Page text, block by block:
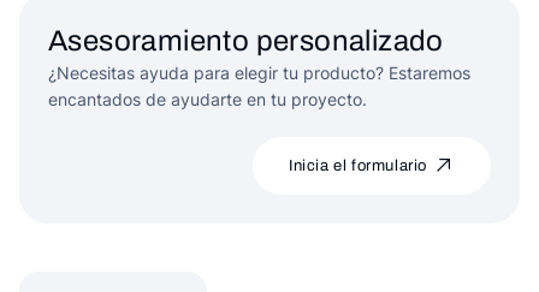
Asesoramiento personalizado
¿Necesitas ayuda para elegir tu producto? Estaremos
encantados de ayudarte en tu proyecto.
Inicia el formulario